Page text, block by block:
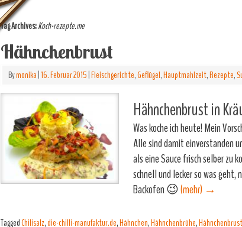
Tag Archives:Koch-rezepte.me
Hähnchenbrust
Bymonika|16. Februar 2015|Fleischgerichte,Geflügel,Hauptmahlzeit,Rezepte,
Hähnchenbrust in
Was koche ich heute! Mein
Alle sind damit einverstanden
als eine Sauce frisch selber zu
schnell und lecker so was geht,
Backofen 😉(mehr) →
TaggedChilisalz,die-chilli-manufaktur.de,Hähnchen,Hähnchenbrühe,Hähnchenbrust